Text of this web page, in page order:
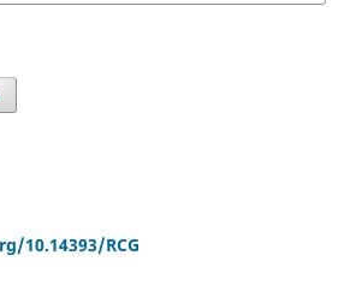
10.14393/RCG